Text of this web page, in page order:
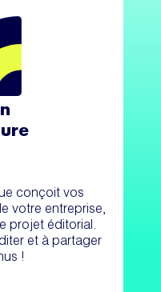
conçoit vos
votre entreprise,
projet éditorial.
et à partager
!